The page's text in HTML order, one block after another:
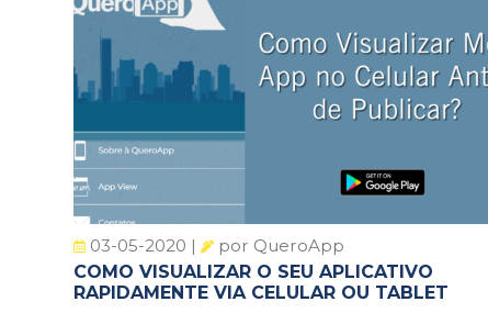
03-05-2020 |
por QueroApp
COMO VISUALIZAR O SEU APLICATIVO
RAPIDAMENTE VIA CELULAR OU TABLET